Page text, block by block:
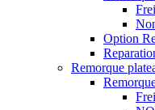
Option
Remorque